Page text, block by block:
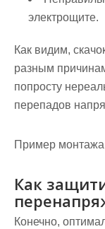
электрощите.
Как видим,
разным
попросту
перепадов
Пример
Как
Конечно,